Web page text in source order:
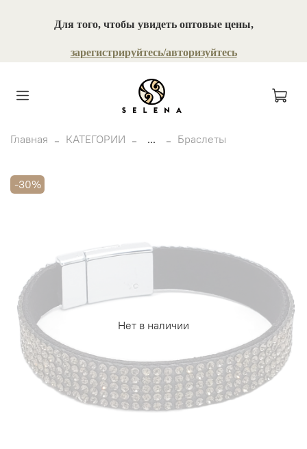
Для того, чтобы увидеть оптовые цены,
зарегистрируйтесь/авторизуйтесь
Главная КАТЕГОРИИ ... Браслеты
Нет в наличии
-30%